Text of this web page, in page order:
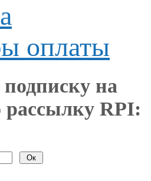
оплаты
на
рассылку RPI: